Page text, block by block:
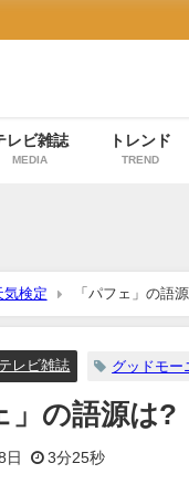
レビ雑誌
MEDIA
トレンド
TREND
気検定 「パフェ」の語
テレビ雑誌 グッドモー
」の語源は
日 3分25秒